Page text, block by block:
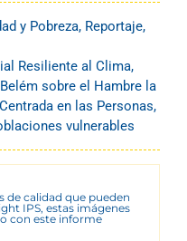
y Pobreza, Reportaje,
Resiliente al Clima,
sobre el Hambre la
en las Personas,
vulnerables
de calidad que pueden
IPS, estas imágenes
con este informe